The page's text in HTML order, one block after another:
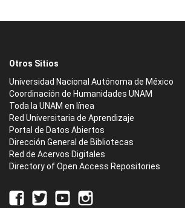
Otros Sitios
Universidad Nacional Autónoma de México
Coordinación de Humanidades UNAM
Toda la UNAM en línea
Red Universitaria de Aprendizaje
Portal de Datos Abiertos
Dirección General de Bibliotecas
Red de Acervos Digitales
Directory of Open Access Repositories